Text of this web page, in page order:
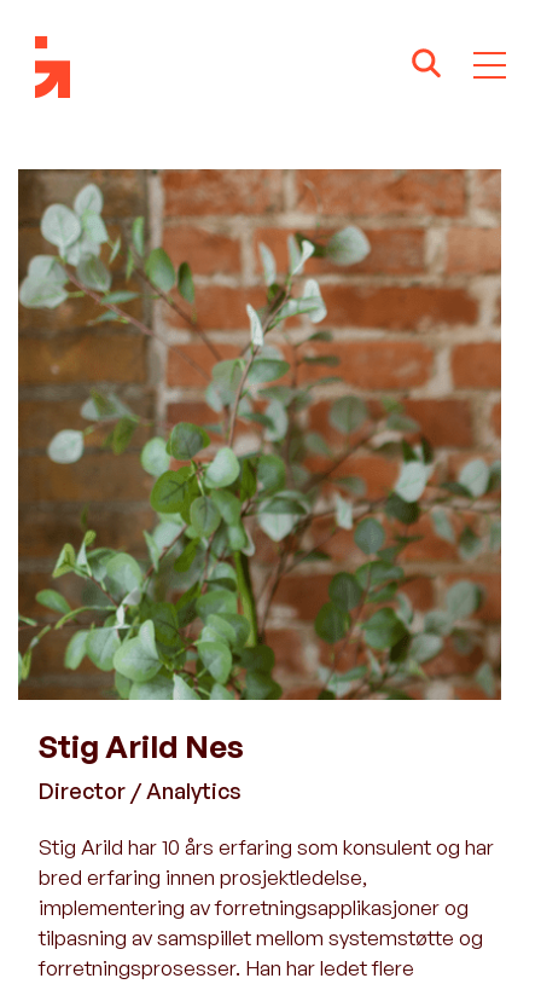
Stig Arild Nes
Director / Analytics
Stig Arild har 10 års erfaring som konsulent og har
bred erfaring innen prosjektledelse,
implementering av forretningsapplikasjoner og
tilpasning av samspillet mellom systemstøtte og
forretningsprosesser. Han har ledet flere